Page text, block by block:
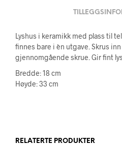
Lyshus i keramikk med plass til
finnes bare i èn utgave. Skrus
gjennomgående skrue. Gir fint
Bredde: 18 cm
Høyde: 33 cm
RELATERTE PRODUKTER